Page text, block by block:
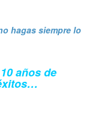
hagas siempre lo
años de